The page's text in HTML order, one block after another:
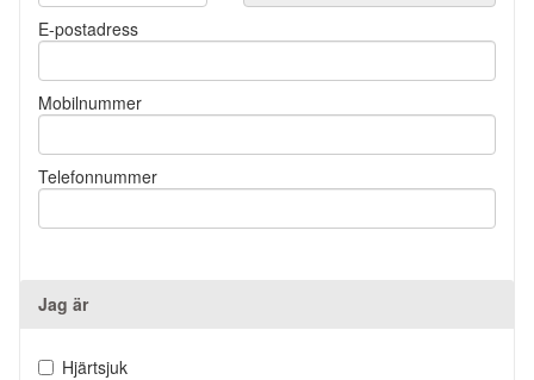
E-postadress
Mobilnummer
Telefonnummer
Jag är
Hjärtsjuk